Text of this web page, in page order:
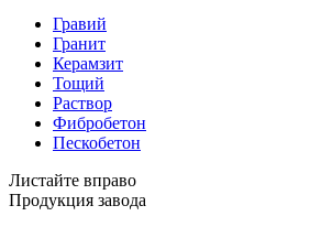
Гравий
Гранит
Керамзит
Тощий
Раствор
Фибробетон
Пескобетон
Листайте вправо
Продукция завода